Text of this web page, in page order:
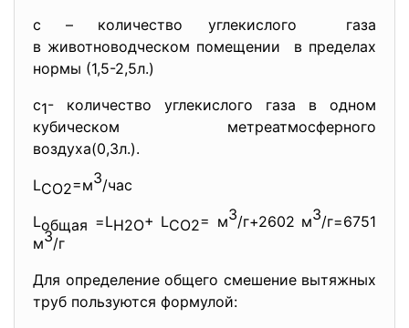
с – количество углекислого газа
в животноводческом помещении в пределах
нормы (1,5-2,5л.)
с1- количество углекислого газа в одном
кубическом метреатмосферного
воздуха(0,3л.).
LCO2=м3/час
Lобщая =LH2O+ LCO2= м3/г+2602 м3/г=6751
м3/г
Для определение общего смешение вытяжных
труб пользуются формулой: